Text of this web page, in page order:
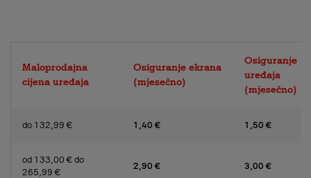
Maloprodajna
cijena uređaja
Osiguranje ekrana
(mjesečno)
Osiguranje
uređaja
(mjesečno)
do 132,99 € 1,40 € 1,50 €
od 133,00 € do
265,99 €
2,90 € 3,00 €